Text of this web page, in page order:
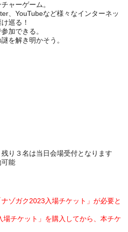
ャーゲーム。
、YouTubeなど様々なインターネッ
巡る！
加できる。
を解き明かそう。
り３名は当日会場受付となります
能
ゾガク2023入場チケット」が必要と
チケット」を購入してから、本チケ